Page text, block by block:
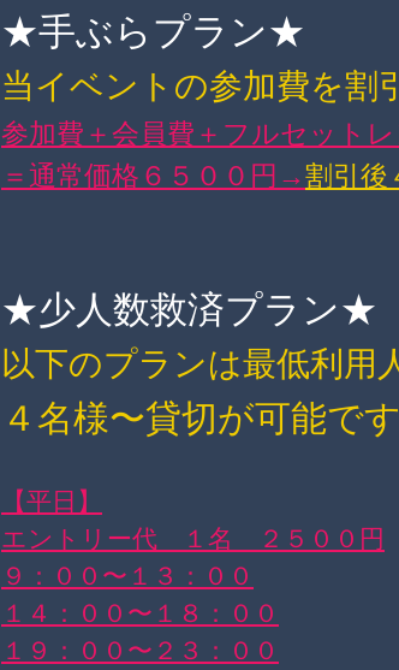
★手ぶらプラン★
当イベントの参加費を割
参加費＋会員費＋フルセット
＝通常価格６５００円→割引後
★少人数救済プラン★
以下のプランは最低利用
４名様〜貸切が可能です
【平日】
エントリー代 １名 ２５００円
９：００〜１３：００
１４：００〜１８：００
１９：００〜２３：００